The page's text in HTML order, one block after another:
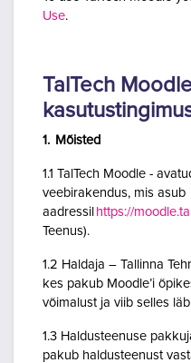
Use.
TalTech
1. Mõisted
1.1 TalTech Moodle -
veebirakendus, mis asub
aadressil https://
Teenus).
1.2 Haldaja – Tallinna
kes pakub Moodle’i
võimalust ja viib selles
1.3 Haldusteenuse
pakub haldusteenust